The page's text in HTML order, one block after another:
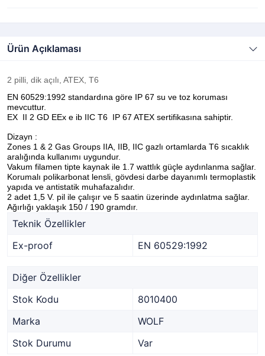
Ürün Açıklaması
2 pilli, dik açılı, ATEX, T6
EN 60529:1992 standardına göre IP 67 su ve toz koruması
mevcuttur.
EX II 2 GD EEx e ib IIC T6 IP 67 ATEX sertifikasına sahiptir.
Dizayn :
Zones 1 & 2 Gas Groups IIA, IIB, IIC gazlı ortamlarda T6 sıcaklık
aralığında kullanımı uygundur.
Vakum filamen tipte kaynak ile 1.7 wattlık güçle aydınlanma sağlar.
Korumalı polikarbonat lensli, gövdesi darbe dayanımlı termoplastik
yapıda ve antistatik muhafazalıdır.
2 adet 1,5 V. pil ile çalışır ve 5 saatin üzerinde aydınlatma sağlar.
Ağırlığı yaklaşık 150 / 190 gramdır.
Teknik Özellikler
Ex-proof
EN 60529:1992
Diğer Özellikler
Stok Kodu
8010400
Marka
WOLF
Stok Durumu
Var